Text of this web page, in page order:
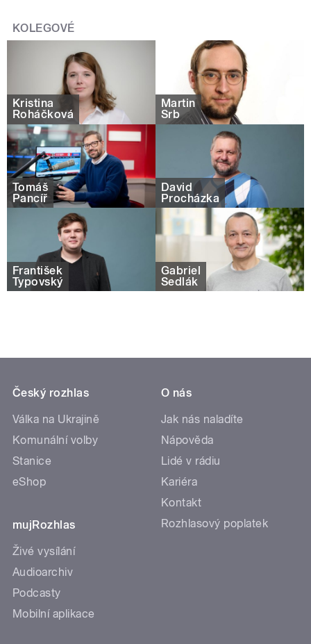
KOLEGOVÉ
Kristina
Roháčková
Martin
Srb
Tomáš
Pancíř
David
Procházka
František
Typovský
Gabriel
Sedlák
Český rozhlas
Válka na Ukrajině
Komunální volby
Stanice
eShop
mujRozhlas
Živé vysílání
Audioarchiv
Podcasty
Mobilní aplikace
O nás
Jak nás naladíte
Nápověda
Lidé v rádiu
Kariéra
Kontakt
Rozhlasový poplatek